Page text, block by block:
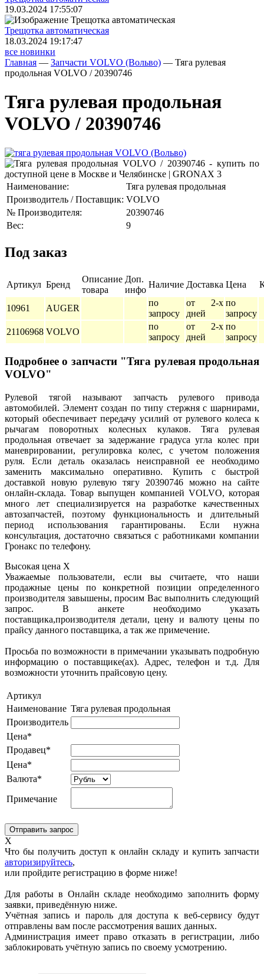
19.03.2024 17:55:07
Трещoтка автоматическая
18.03.2024 19:17:47
все новинки
Главная — Запчасти VOLVO (Вольво) — Тяга рулевая
продольная VOLVO / 20390746
Тяга рулевая продольная
VOLVO / 20390746
Наименование:
Тяга рулевая продольная
Производитель / Поставщик: VOLVO
№ Производителя:
20390746
Вес:
9
Под заказ
Артикул Бренд
Описание
товара
Доп.
инфо
Наличие Доставка Цена
10961 AUGER
по
запросу
от 2-х
дней
по
запросу
21106968 VOLVO
по
запросу
от 2-х
дней
по
запросу
Подробнее о запчасти "Тяга рулевая продольная
VOLVO"
Рулевой тягой называют запчасть рулевого привода
автомобилей. Элемент создан по типу стержня с шарнирами,
который обеспечивает передачу усилий от рулевого колеса к
рычагам поворотных колесных кулаков. Тяга рулевая
продольная отвечает за задержание градуса угла колес при
маневрировании, регулировка колес, с учетом положения
руля. Если деталь оказалась неисправной ее необходимо
заменить максимально оперативно. Купить с быстрой
доставкой новую рулевую тягу 20390746 можно на сайте
онлайн-склада. Товар выпущен компанией VOLVO, которая
много лет специализируется на разработке качественных
автозапчастей, поэтому функциональность и длительный
период использования гарантированы. Если нужна
консультация, достаточно связаться с работниками компании
Гронакс по телефону.
Высокая цена X
Уважаемые пользователи, если вы считаете, что наши
продажные цены по конкретной позиции определенного
производителя завышены, просим Вас выполнить следующий
запрос. В анкете необходимо указать
поставщика,производителя детали, цену и валюту цены по
прайсу данного поставщика, а так же примечение.
Просьба по возможности в примечании указывать подробную
информацию о поставщике(ах). Адрес, телефон и т.д. Для
возможности уточнить прайсовую цену.
Артикул
Наименование Тяга рулевая продольная
Производитель
Цена*
Продавец*
Цена*
Валюта*
Примечание
X
Что бы получить доступ к онлайн складу и купить запчасти
авторизируйтесь,
или пройдите регистрацию в форме ниже!
Для работы в Онлайн складе необходимо заполнить форму
заявки, приведённую ниже.
Учётная запись и пароль для доступа к веб-сервису будут
отправлены вам после рассмотрения ваших данных.
Администрация имеет право отказать в регистрации, либо
заблокировать учётную запись по своему усмотрению.